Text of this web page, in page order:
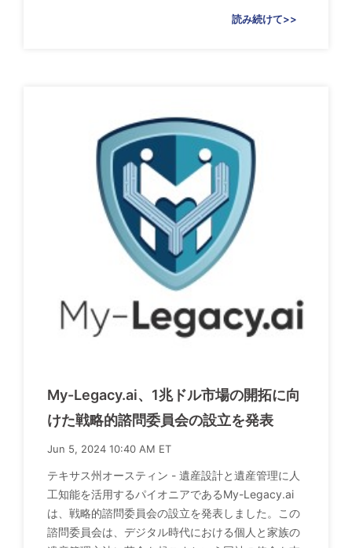
読み続けて>>
My-Legacy.ai、1兆ドル市場の開拓に向
けた戦略的諮問委員会の設立を発表
Jun 5, 2024 10:40 AM ET
テキサス州オースティン - 遺産設計と遺産管理に人
工知能を活用するパイオニアであるMy-Legacy.ai
は、戦略的諮問委員会の設立を発表しました。この
諮問委員会は、デジタル時代における個人と家族の